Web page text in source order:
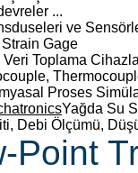
...
ve
Strain Gage
Toplama
Proses
Yağda Su
Debi Ölçümü,
Point